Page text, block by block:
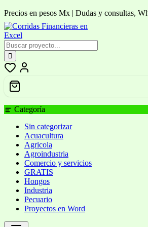
al
contenido
Precios en pesos Mx | Dudas y consultas,
Categoría
Sin categorizar
Acuacultura
Agricola
Agroindustria
Comercio y servicios
GRATIS
Hongos
Industria
Pecuario
Proyectos en Word